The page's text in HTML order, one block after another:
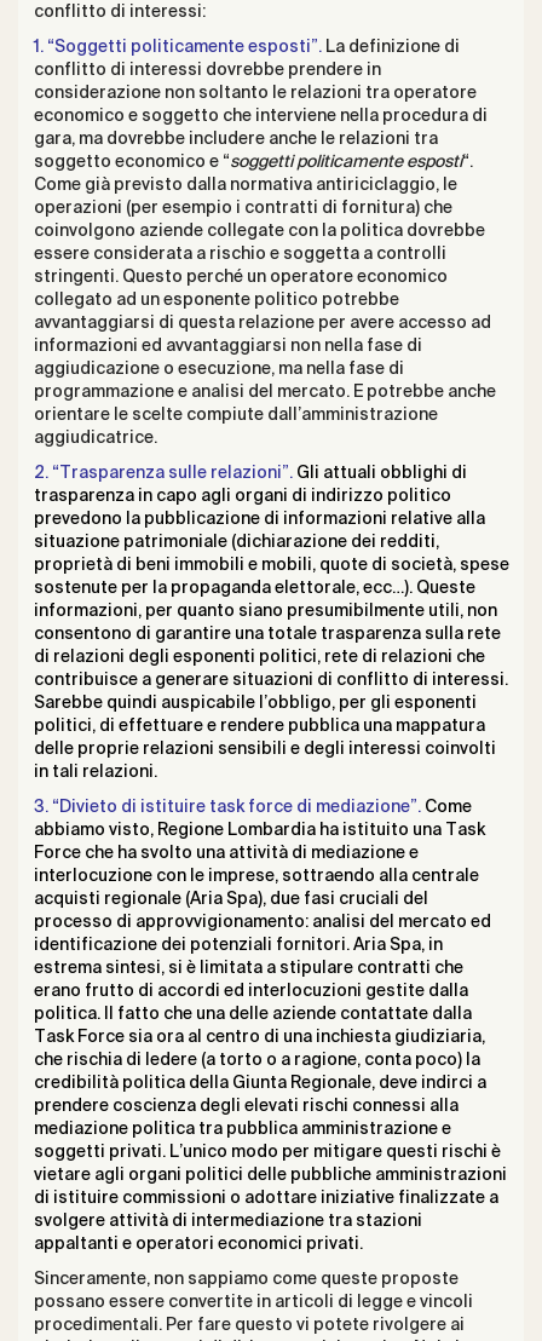
conflitto di interessi:
1. “Soggetti politicamente esposti”. La definizione di
conflitto di interessi dovrebbe prendere in
considerazione non soltanto le relazioni tra operatore
economico e soggetto che interviene nella procedura di
gara, ma dovrebbe includere anche le relazioni tra
soggetto economico e “soggetti politicamente esposti“.
Come già previsto dalla normativa antiriciclaggio, le
operazioni (per esempio i contratti di fornitura) che
coinvolgono aziende collegate con la politica dovrebbe
essere considerata a rischio e soggetta a controlli
stringenti. Questo perché un operatore economico
collegato ad un esponente politico potrebbe
avvantaggiarsi di questa relazione per avere accesso ad
informazioni ed avvantaggiarsi non nella fase di
aggiudicazione o esecuzione, ma nella fase di
programmazione e analisi del mercato. E potrebbe anche
orientare le scelte compiute dall’amministrazione
aggiudicatrice.
2. “Trasparenza sulle relazioni”. Gli attuali obblighi di
trasparenza in capo agli organi di indirizzo politico
prevedono la pubblicazione di informazioni relative alla
situazione patrimoniale (dichiarazione dei redditi,
proprietà di beni immobili e mobili, quote di società, spese
sostenute per la propaganda elettorale, ecc…). Queste
informazioni, per quanto siano presumibilmente utili, non
consentono di garantire una totale trasparenza sulla rete
di relazioni degli esponenti politici, rete di relazioni che
contribuisce a generare situazioni di conflitto di interessi.
Sarebbe quindi auspicabile l’obbligo, per gli esponenti
politici, di effettuare e rendere pubblica una mappatura
delle proprie relazioni sensibili e degli interessi coinvolti
in tali relazioni.
3. “Divieto di istituire task force di mediazione”. Come
abbiamo visto, Regione Lombardia ha istituito una Task
Force che ha svolto una attività di mediazione e
interlocuzione con le imprese, sottraendo alla centrale
acquisti regionale (Aria Spa), due fasi cruciali del
processo di approvvigionamento: analisi del mercato ed
identificazione dei potenziali fornitori. Aria Spa, in
estrema sintesi, si è limitata a stipulare contratti che
erano frutto di accordi ed interlocuzioni gestite dalla
politica. Il fatto che una delle aziende contattate dalla
Task Force sia ora al centro di una inchiesta giudiziaria,
che rischia di ledere (a torto o a ragione, conta poco) la
credibilità politica della Giunta Regionale, deve indirci a
prendere coscienza degli elevati rischi connessi alla
mediazione politica tra pubblica amministrazione e
soggetti privati. L’unico modo per mitigare questi rischi è
vietare agli organi politici delle pubbliche amministrazioni
di istituire commissioni o adottare iniziative finalizzate a
svolgere attività di intermediazione tra stazioni
appaltanti e operatori economici privati.
Sinceramente, non sappiamo come queste proposte
possano essere convertite in articoli di legge e vincoli
procedimentali. Per fare questo vi potete rivolgere ai